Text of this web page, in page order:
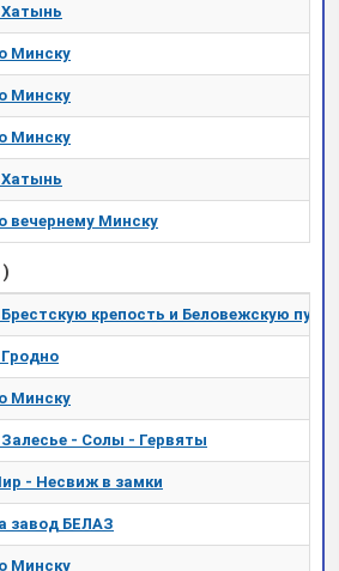
Хатынь
Минску
Минску
Минску
Хатынь
вечернему Минску
крепость и Беловежскую пущу
Минску
Залесье - Солы - Гервяты
- Несвиж в замки
завод БЕЛАЗ
Минску